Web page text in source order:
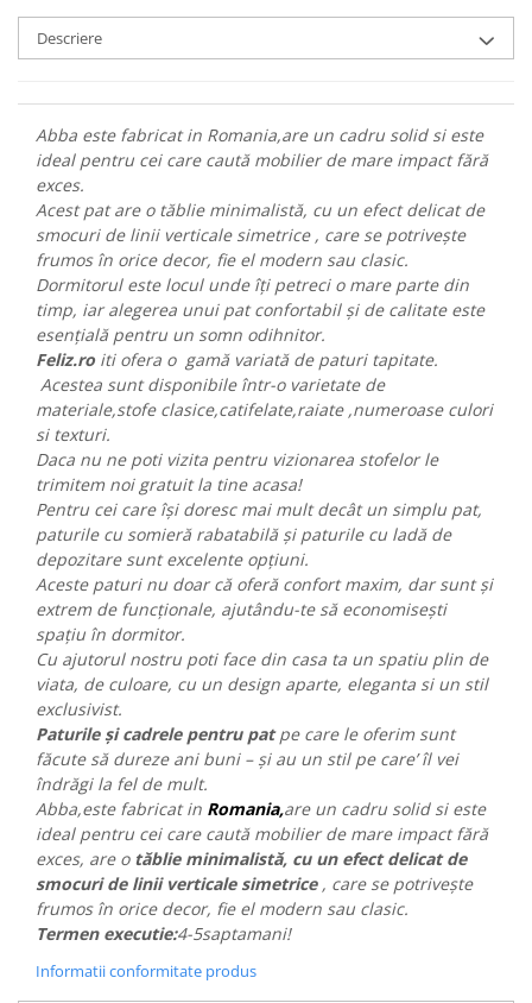
Descriere
Abba este fabricat in Romania,are un cadru solid si este
ideal pentru cei care caută mobilier de mare impact fără
exces.
Acest pat are o tăblie minimalistă, cu un efect delicat de
smocuri de linii verticale simetrice , care se potrivește
frumos în orice decor, fie el modern sau clasic.
Dormitorul este locul unde îți petreci o mare parte din
timp, iar alegerea unui pat confortabil și de calitate este
esențială pentru un somn odihnitor.
Feliz.ro iti ofera o gamă variată de paturi tapitate.
Acestea sunt disponibile într-o varietate de
materiale,stofe clasice,catifelate,raiate ,numeroase culori
si texturi.
Daca nu ne poti vizita pentru vizionarea stofelor le
trimitem noi gratuit la tine acasa!
Pentru cei care își doresc mai mult decât un simplu pat,
paturile cu somieră rabatabilă și paturile cu ladă de
depozitare sunt excelente opțiuni.
Aceste paturi nu doar că oferă confort maxim, dar sunt și
extrem de funcționale, ajutându-te să economisești
spațiu în dormitor.
Cu ajutorul nostru poti face din casa ta un spatiu plin de
viata, de culoare, cu un design aparte, eleganta si un stil
exclusivist.
Paturile și cadrele pentru patpe care le oferim sunt
făcute să dureze ani buni – și au un stil pe care’ îl vei
îndrăgi la fel de mult.
Abba,este fabricat in Romania,are un cadru solid si este
ideal pentru cei care caută mobilier de mare impact fără
exces, are o tăblie minimalistă, cu un efect delicat de
smocuri de linii verticale simetrice, care se potrivește
frumos în orice decor, fie el modern sau clasic.
Termen executie:4-5saptamani!
Informatii conformitate produs